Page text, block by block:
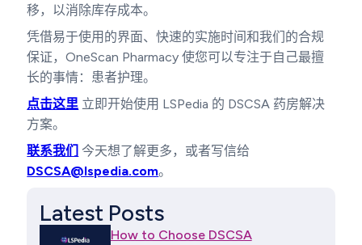
移，以消除库存成本。
凭借易于使用的界面、快速的实施时间和我们的合规
保证，OneScan Pharmacy 使您可以专注于自己最擅
长的事情：患者护理。
点击这里 立即开始使用 LSPedia 的 DSCSA 药房解决
方案。
联系我们 今天想了解更多，或者写信给
DSCSA@lspedia.com。
Latest Posts
How to Choose DSCSA